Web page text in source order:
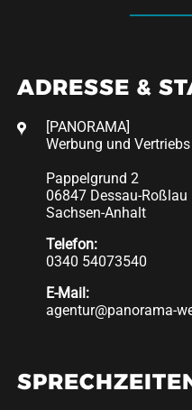
ADRESSE &
[PANORAMA]
Werbung und
Pappelgrund 2
06847 Dessau-Roßlau
Sachsen-Anhalt
Telefon:
0340 54073540
E-Mail:
agentur@panorama-